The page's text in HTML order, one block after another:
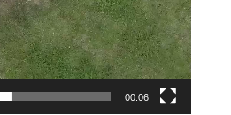
00:06